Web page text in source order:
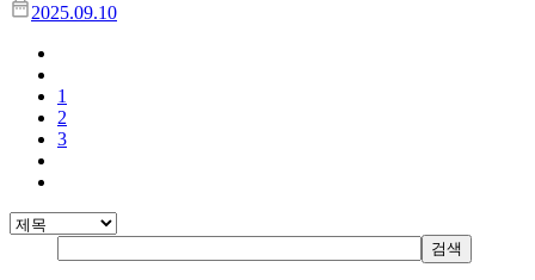
2025.09.10
1
2
3